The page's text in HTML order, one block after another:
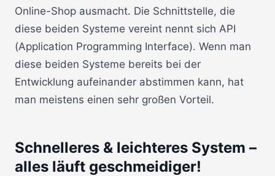
Online-Shop ausmacht. Die Schnittstelle, die
diese beiden Systeme vereint nennt sich API
(Application Programming Interface). Wenn man
diese beiden Systeme bereits bei der
Entwicklung aufeinander abstimmen kann, hat
man meistens einen sehr großen Vorteil.
Schnelleres & leichteres System –
alles läuft geschmeidiger!